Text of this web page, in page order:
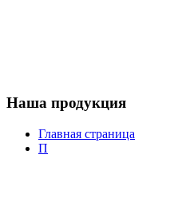
Наша продукция
Главная страница
П